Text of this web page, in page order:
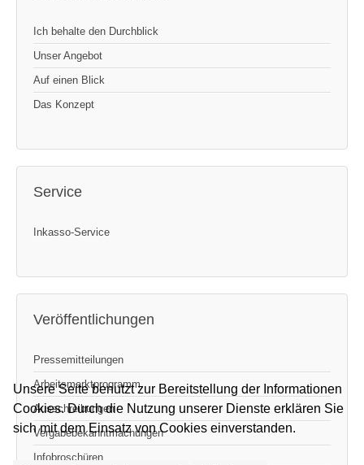
Ich behalte den Durchblick
Unser Angebot
Auf einen Blick
Das Konzept
Service
Inkasso-Service
Veröffentlichungen
Pressemitteilungen
Arbeitsmarktprogramm
Ausschreibungen
Vergabebekanntmachungen
Infobroschüren
Unsere Seite benutzt zur Bereitstellung der Informationen
Cookies. Durch die Nutzung unserer Dienste erklären Sie
sich mit dem Einsatz von Cookies einverstanden.